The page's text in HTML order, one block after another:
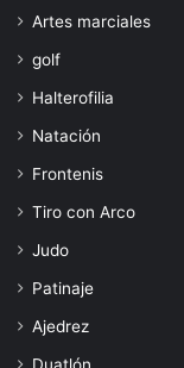
Artes marciales
golf
Halterofilia
Natación
Frontenis
Tiro con Arco
Judo
Patinaje
Ajedrez
Duatlón